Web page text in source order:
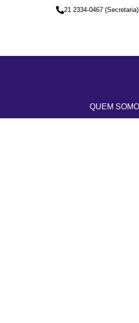
21 2334-0467
QUEM